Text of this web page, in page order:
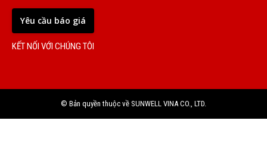
KẾT NỐI VỚI CHÚNG TÔI
© Bản quyền thuộc về SUNWELL VINA CO., LTD.